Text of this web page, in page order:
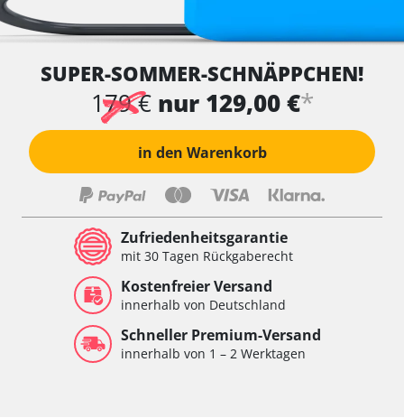
SUPER-SOMMER-SCHNÄPPCHEN!
179 € nur 129,00 €*
in den Warenkorb
Zufriedenheitsgarantie
mit 30 Tagen Rückgaberecht
Kostenfreier Versand
innerhalb von Deutschland
Schneller Premium-Versand
innerhalb von 1 – 2 Werktagen